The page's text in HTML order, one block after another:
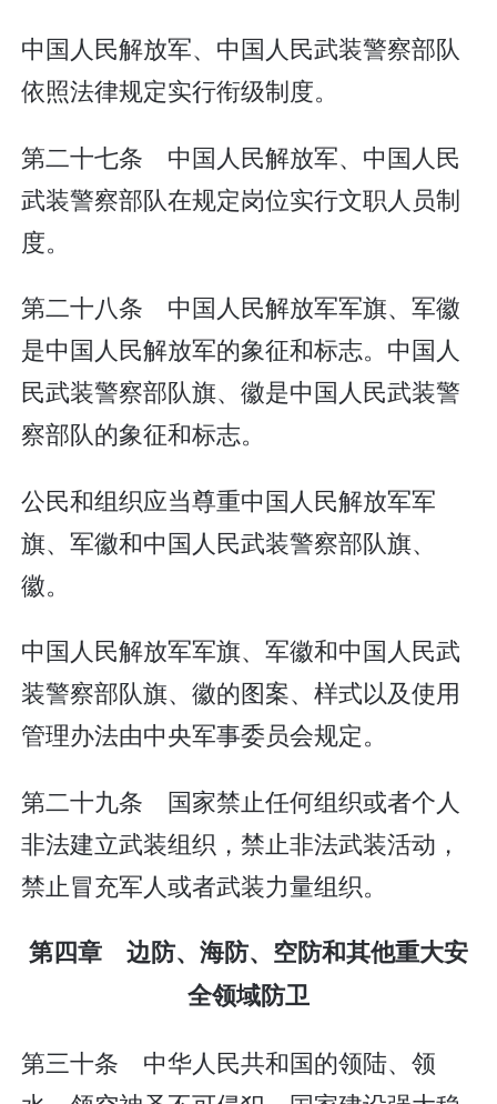
中国人民解放军、中国人民武装警察部队
依照法律规定实行衔级制度。
第二十七条 中国人民解放军、中国人民
武装警察部队在规定岗位实行文职人员制
度。
第二十八条 中国人民解放军军旗、军徽
是中国人民解放军的象征和标志。中国人
民武装警察部队旗、徽是中国人民武装警
察部队的象征和标志。
公民和组织应当尊重中国人民解放军军
旗、军徽和中国人民武装警察部队旗、
徽。
中国人民解放军军旗、军徽和中国人民武
装警察部队旗、徽的图案、样式以及使用
管理办法由中央军事委员会规定。
第二十九条 国家禁止任何组织或者个人
非法建立武装组织，禁止非法武装活动，
禁止冒充军人或者武装力量组织。
第四章 边防、海防、空防和其他重大安
全领域防卫
第三十条 中华人民共和国的领陆、领